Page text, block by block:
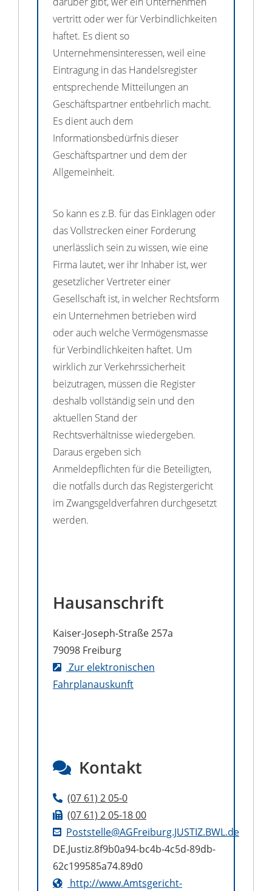
vertritt oder wer für Verbindlichkeiten
haftet. Es dient so
Unternehmensinteressen, weil eine
Eintragung in das Handelsregister
entsprechende Mitteilungen an
Geschäftspartner entbehrlich macht.
Es dient auch dem
Informationsbedürfnis dieser
Geschäftspartner und dem der
Allgemeinheit.
So kann es z.B. für das Einklagen oder
das Vollstrecken einer Forderung
unerlässlich sein zu wissen, wie eine
Firma lautet, wer ihr Inhaber ist, wer
gesetzlicher Vertreter einer
Gesellschaft ist, in welcher Rechtsform
ein Unternehmen betrieben wird
oder auch welche Vermögensmasse
für Verbindlichkeiten haftet. Um
wirklich zur Verkehrssicherheit
beizutragen, müssen die Register
deshalb vollständig sein und den
aktuellen Stand der
Rechtsverhältnisse wiedergeben.
Daraus ergeben sich
Anmeldepflichten für die Beteiligten,
die notfalls durch das Registergericht
im Zwangsgeldverfahren durchgesetzt
werden.
Hausanschrift
Kaiser-Joseph-Straße 257a
79098 Freiburg
Zur elektronischen
Fahrplanauskunft
Kontakt
(07 61) 205-0
(07 61) 205-1800
Poststelle@AGFreiburg.JUSTIZ.BWL.de
DE.Justiz.8f9b0a94-bc4b-4c5d-89db-
62c199585a74.89d0
http://www.Amtsgericht-